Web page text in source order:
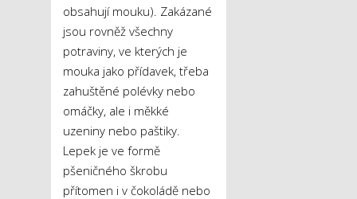
obsahují mouku). Zakázané
jsou rovněž všechny
potraviny, ve kterých je
mouka jako přídavek, třeba
zahuštěné polévky nebo
omáčky, ale i měkké
uzeniny nebo paštiky.
Lepek je ve formě
pšeničného škrobu
přítomen i v čokoládě nebo